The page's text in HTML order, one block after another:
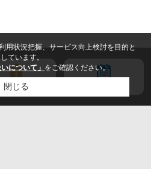
会員登録
用状況把握、サービス向上検討を目的と
ています。
について」 をご確認ください。
閉じる